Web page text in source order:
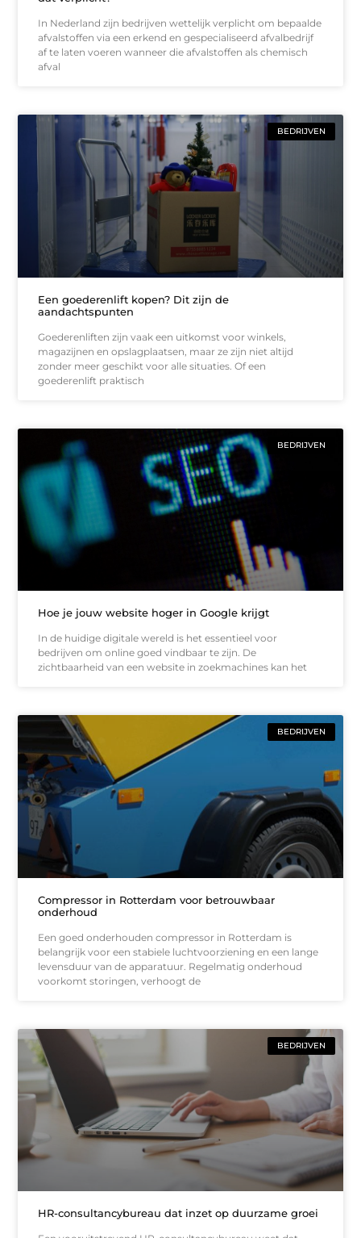
In Nederland zijn bedrijven wettelijk verplicht om bepaalde
afvalstoffen via een erkend en gespecialiseerd afvalbedrijf
af te laten voeren wanneer die afvalstoffen als chemisch
afval
BEDRIJVEN
Een goederenlift kopen? Dit zijn de
aandachtspunten
Goederenliften zijn vaak een uitkomst voor winkels,
magazijnen en opslagplaatsen, maar ze zijn niet altijd
zonder meer geschikt voor alle situaties. Of een
goederenlift praktisch
BEDRIJVEN
Hoe je jouw website hoger in Google krijgt
In de huidige digitale wereld is het essentieel voor
bedrijven om online goed vindbaar te zijn. De
zichtbaarheid van een website in zoekmachines kan het
BEDRIJVEN
Compressor in Rotterdam voor betrouwbaar
onderhoud
Een goed onderhouden compressor in Rotterdam is
belangrijk voor een stabiele luchtvoorziening en een lange
levensduur van de apparatuur. Regelmatig onderhoud
voorkomt storingen, verhoogt de
BEDRIJVEN
HR-consultancybureau dat inzet op duurzame groei